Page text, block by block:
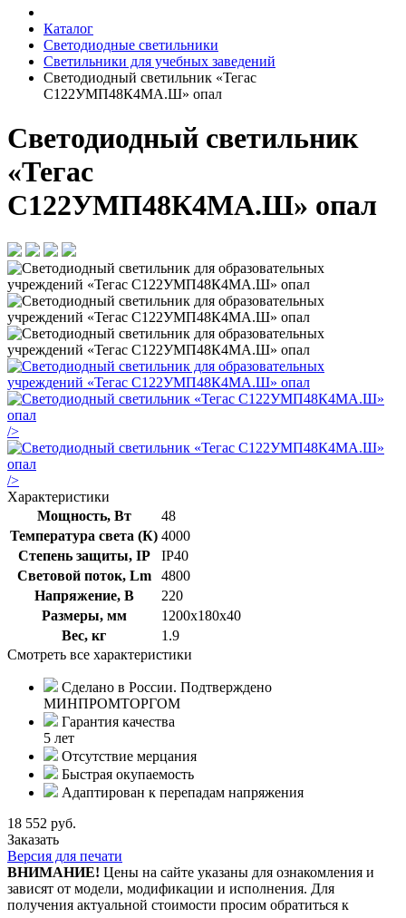
Каталог
Светодиодные светильники
Светильники для учебных заведений
Светодиодный светильник «Тегас
С122УМП48К4МА.Ш» опал
Светодиодный светильник
«Тегас
С122УМП48К4МА.Ш» опал
/>
/>
Характеристики
Мощность, Вт
48
Температура света (К) 4000
Степень защиты, IP
IP40
Световой поток, Lm
4800
Напряжение, В
220
Размеры, мм
1200х180х40
Вес, кг
1.9
Смотреть все характеристики
Сделано в России. Подтверждено
МИНПРОМТОРГОМ
Гарантия качества
5 лет
Отсутствие мерцания
Быстрая окупаемость
Адаптирован к перепадам напряжения
18 552 руб.
Заказать
Версия для печати
ВНИМАНИЕ! Цены на сайте указаны для ознакомления и
зависят от модели, модификации и исполнения. Для
получения актуальной стоимости просим обратиться к